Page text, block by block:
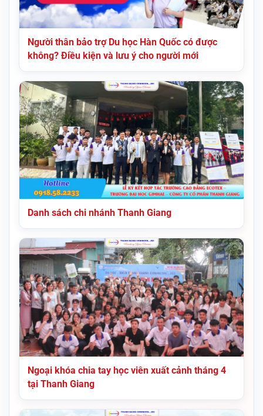
Người thân bảo trợ Du học Hàn Quốc có được
không? Điều kiện và lưu ý cho người mới
Danh sách chi nhánh Thanh Giang
Ngoại khóa chia tay học viên xuất cảnh tháng 4
tại Thanh Giang